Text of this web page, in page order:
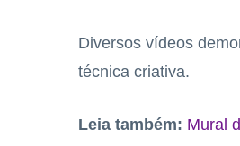
Diversos vídeos
técnica criativa.
Leia também: Mural